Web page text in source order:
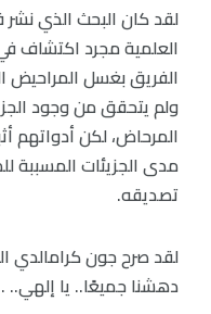
لقد كان البحث الذي نشر
العلمية مجرد اكتشاف
الفريق بغسل
ولم يتحقق من وجود
المرحاض، لكن أدواتهم
مدى الجزيئات المسببة
تصديقه.
لقد صرح جون كرامالدي
دهشنا جميعًا.. يا